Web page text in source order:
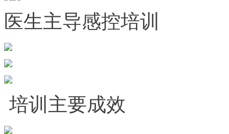
医生主导感控培训
培训主要成效